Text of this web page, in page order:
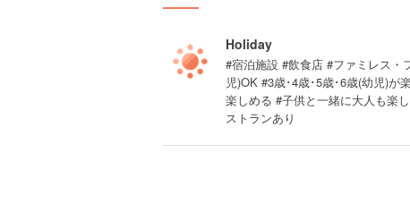
Holiday
#宿泊施設 #飲食店 #ファミレス・
児)OK #3歳･4歳･5歳･6歳(幼児)が
楽しめる #子供と一緒に大人も楽
ストランあり